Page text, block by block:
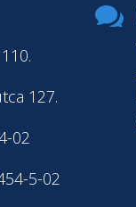
127.
02
5-02
